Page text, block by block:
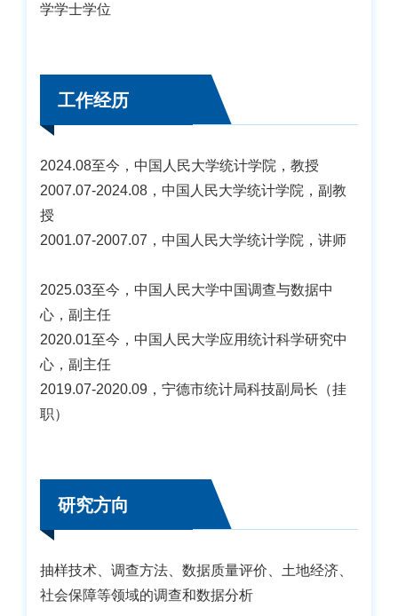
学学士学位
工作经历
2024.08至今，中国人民大学统计学院，教授
2007.07-2024.08，中国人民大学统计学院，副教
授
2001.07-2007.07，中国人民大学统计学院，讲师
2025.03至今，中国人民大学中国调查与数据中
心，副主任
2020.01至今，中国人民大学应用统计科学研究中
心，副主任
2019.07-2020.09，宁德市统计局科技副局长（挂
职）
研究方向
抽样技术、调查方法、数据质量评价、土地经济、
社会保障等领域的调查和数据分析